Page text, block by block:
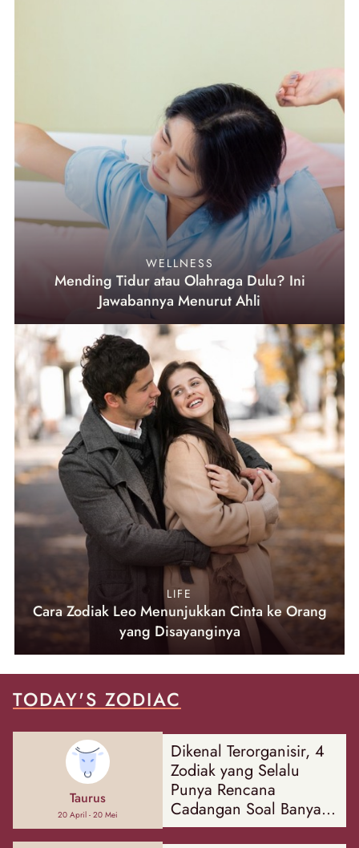
WELLNESS
Mending Tidur atau Olahraga Dulu? Ini
Jawabannya Menurut Ahli
LIFE
Cara Zodiak Leo Menunjukkan Cinta ke Orang
yang Disayanginya
TODAY'S ZODIAC
Taurus
20 April - 20 Mei
Dikenal Terorganisir, 4
Zodiak yang Selalu
Punya Rencana
Cadangan Soal Banyak
Hal